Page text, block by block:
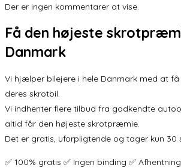
Der er ingen kommentarer at vise.
Få den højeste
Danmark
Vi hjælper bilejere i hele Danmark med at
deres skrotbil.
Vi indhenter flere tilbud fra godkendte
altid får den højeste skrotpræmie.
Det er gratis, uforpligtende og tager kun 30
✅ 100% gratis ✅ Ingen binding ✅